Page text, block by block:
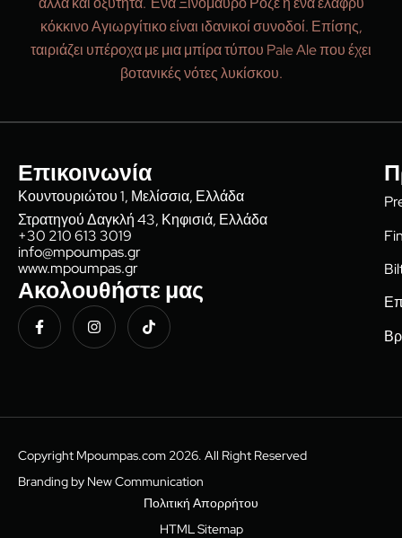
κόκκινο Αγιωργίτικο είναι ιδανικοί συνοδοί. Επίσης,
ταιριάζει υπέροχα με μια μπίρα τύπου Pale Ale που έχει
βοτανικές νότες λυκίσκου.
Επικοινωνία
Κουντουριώτου 1, Μελίσσια, Ελλάδα
Στρατηγού Δαγκλή 43, Κηφισιά, Ελλάδα
+30 210 613 3019
info@mpoumpas.gr
www.mpoumpas.gr
Ακολουθήστε μας
Copyright Mpoumpas.com 2026. All Right Reserved
Πολιτική Απορρήτου
HTML Sitemap
Branding by New Communication